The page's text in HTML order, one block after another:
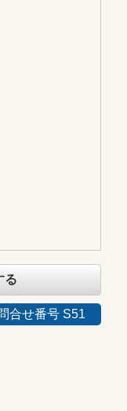
る
合せ番号 S51